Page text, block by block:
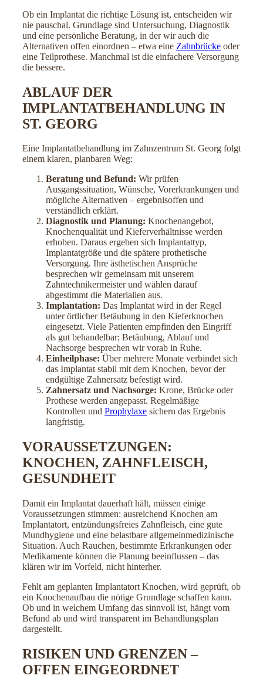
Ob ein Implantat die richtige Lösung ist, entscheiden wir
nie pauschal. Grundlage sind Untersuchung, Diagnostik
und eine persönliche Beratung, in der wir auch die
Alternativen offen einordnen – etwa eine Zahnbrücke oder
eine Teilprothese. Manchmal ist die einfachere Versorgung
die bessere.
ABLAUF DER
IMPLANTATBEHANDLUNG IN
ST. GEORG
Eine Implantatbehandlung im Zahnzentrum St. Georg folgt
einem klaren, planbaren Weg:
Beratung und Befund: Wir prüfen
Ausgangssituation, Wünsche, Vorerkrankungen und
mögliche Alternativen – ergebnisoffen und
verständlich erklärt.
Diagnostik und Planung: Knochenangebot,
Knochenqualität und Kieferverhältnisse werden
erhoben. Daraus ergeben sich Implantattyp,
Implantatgröße und die spätere prothetische
Versorgung. Ihre ästhetischen Ansprüche
besprechen wir gemeinsam mit unserem
Zahntechnikermeister und wählen darauf
abgestimmt die Materialien aus.
Implantation: Das Implantat wird in der Regel
unter örtlicher Betäubung in den Kieferknochen
eingesetzt. Viele Patienten empfinden den Eingriff
als gut behandelbar; Betäubung, Ablauf und
Nachsorge besprechen wir vorab in Ruhe.
Einheilphase: Über mehrere Monate verbindet sich
das Implantat stabil mit dem Knochen, bevor der
endgültige Zahnersatz befestigt wird.
Zahnersatz und Nachsorge: Krone, Brücke oder
Prothese werden angepasst. Regelmäßige
Kontrollen und Prophylaxe sichern das Ergebnis
langfristig.
VORAUSSETZUNGEN:
KNOCHEN, ZAHNFLEISCH,
GESUNDHEIT
Damit ein Implantat dauerhaft hält, müssen einige
Voraussetzungen stimmen: ausreichend Knochen am
Implantatort, entzündungsfreies Zahnfleisch, eine gute
Mundhygiene und eine belastbare allgemeinmedizinische
Situation. Auch Rauchen, bestimmte Erkrankungen oder
Medikamente können die Planung beeinflussen – das
klären wir im Vorfeld, nicht hinterher.
Fehlt am geplanten Implantatort Knochen, wird geprüft, ob
ein Knochenaufbau die nötige Grundlage schaffen kann.
Ob und in welchem Umfang das sinnvoll ist, hängt vom
Befund ab und wird transparent im Behandlungsplan
dargestellt.
RISIKEN UND GRENZEN –
OFFEN EINGEORDNET